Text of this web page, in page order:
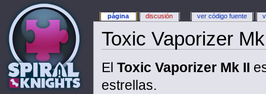
Toxic Vaporizer
El Toxic Vaporizer Mk II
estrellas.
página discusión ver código fuente